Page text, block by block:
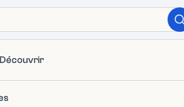
Découvrir